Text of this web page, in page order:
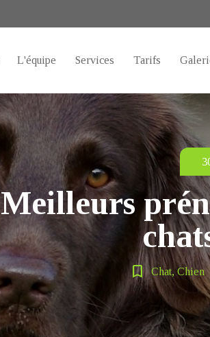
L'équipe Services Tarifs
Meilleurs
bookmark_border Chat, Chien